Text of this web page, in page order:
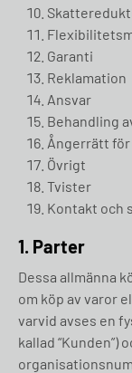
Garanti
Reklamation
Ansvar
Behandling
Ångerrätt
Övrigt
Tvister
Kontakt och
1. Parter
Dessa allmänna
om köp av varor
varvid avses en
kallad “Kunden”)